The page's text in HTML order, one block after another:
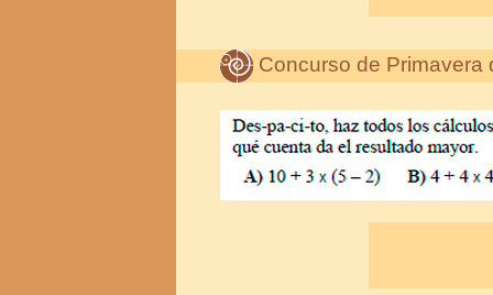
Concurso de Primavera